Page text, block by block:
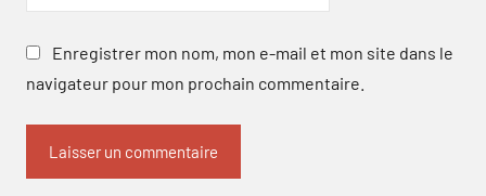
Enregistrer mon nom, mon e-mail et mon site dans le
navigateur pour mon prochain commentaire.